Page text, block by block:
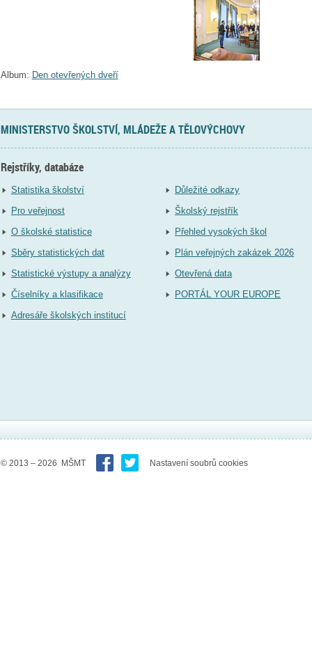
Album: Den otevřených dveří
MINISTERSTVO ŠKOLSTVÍ, MLÁDEŽE A TĚLOVÝCHOVY
Rejstříky, databáze
Statistika školství
Pro veřejnost
O školské statistice
Sběry statistických dat
Statistické výstupy a analýzy
Číselníky a klasifikace
Adresáře školských institucí
Důležité odkazy
Školský rejstřík
Přehled vysokých škol
Plán veřejných zakázek 2026
Otevřená data
PORTÁL YOUR EUROPE
© 2013 – 2026 MŠMT Nastavení soubrů cookies